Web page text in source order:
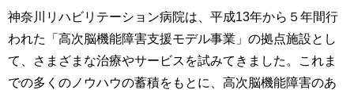
神奈川リハビリテーション病院は、平成13年から５年間行
われた「高次脳機能障害支援モデル事業」の拠点施設とし
て、さまざまな治療やサービスを試みてきました。これま
での多くのノウハウの蓄積をもとに、高次脳機能障害のあ